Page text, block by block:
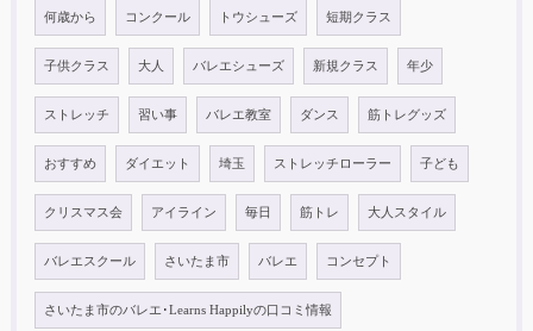
何歳から コンクール トウシューズ 短期クラス
子供クラス 大人 バレエシューズ 新規クラス 年少
ストレッチ 習い事 バレエ教室 ダンス 筋トレグッズ
おすすめ ダイエット 埼玉 ストレッチローラー 子ども
クリスマス会 アイライン 毎日 筋トレ 大人スタイル
バレエスクール さいたま市 バレエ コンセプト
さいたま市のバレエ･Learns Happilyの口コミ情報